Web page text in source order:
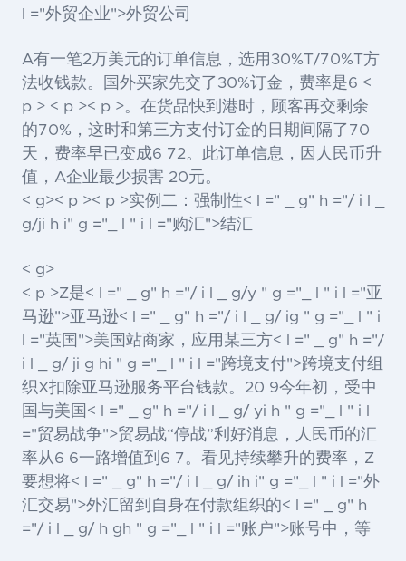
l ="外贸企业">外贸公司
A有一笔2万美元的订单信息，选用30%T/70%T方
法收钱款。国外买家先交了30%订金，费率是6 <
p > < p >< p >。在货品快到港时，顾客再交剩余
的70%，这时和第三方支付订金的日期间隔了70
天，费率早已变成6 72。此订单信息，因人民币升
值，A企业最少损害 20元。
< g>< p >< p >实例二：强制性< l =" _ g" h ="/ i l _
g/ji h i" g ="_ l " i l ="购汇">结汇
< g>
< p >Z是< l =" _ g" h ="/ i l _ g/y " g ="_ l " i l ="亚
马逊">亚马逊< l =" _ g" h ="/ i l _ g/ ig " g ="_ l " i
l ="英国">美国站商家，应用某三方< l =" _ g" h ="/
i l _ g/ ji g hi " g ="_ l " i l ="跨境支付">跨境支付组
织X扣除亚马逊服务平台钱款。20 9今年初，受中
国与美国< l =" _ g" h ="/ i l _ g/ yi h " g ="_ l " i l
="贸易战争">贸易战“停战”利好消息，人民币的汇
率从6 6一路增值到6 7。看见持续攀升的费率，Z
要想将< l =" _ g" h ="/ i l _ g/ ih i" g ="_ l " i l ="外
汇交易">外汇 留到自身在付款组织的< l =" _ g" h
="/ i l _ g/ h gh " g ="_ l " i l ="账户">账号中，等